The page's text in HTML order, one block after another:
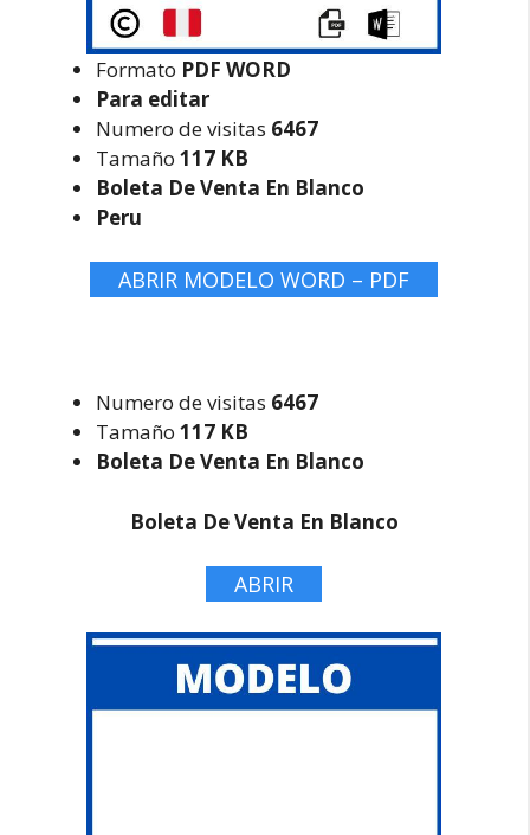
Formato PDF WORD
Para editar
Numero de visitas 6467
Tamaño 117 KB
Boleta De Venta En Blanco
Peru
ABRIR MODELO WORD – PDF
Numero de visitas 6467
Tamaño 117 KB
Boleta De Venta En Blanco
Boleta De Venta En Blanco
ABRIR